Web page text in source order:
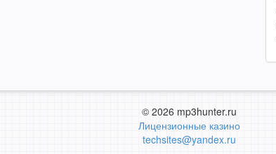
© 2026 mp3hunter.ru
Лицензионные казино
techsites@yandex.ru